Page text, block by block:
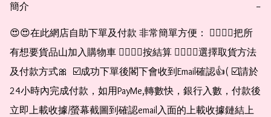
簡介 −
😍😍在此網店自助下單及付款 非常簡單方便： 👉🏻👉🏻把所
有想要貨品山加入購物車 👉🏻👉🏻按結算 👉🏻👉🏻選擇取貨方法
及付款方式🎀  ☑️成功下單後閣下會收到Email確認👍( ☑️請於
24小時內完成付款，如用PayMe,轉數快，銀行入數，付款後
立即上載收據/螢幕截圖到確認email入面的上載收據鏈結上